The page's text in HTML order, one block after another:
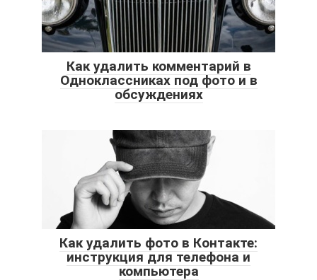
Как удалить комментарий в
Одноклассниках под фото и в
обсуждениях
Как удалить фото в Контакте:
инструкция для телефона и
компьютера